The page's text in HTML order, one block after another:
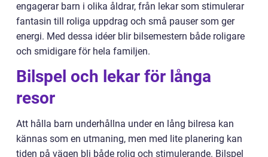
engagerar barn i olika åldrar, från lekar som stimulerar
fantasin till roliga uppdrag och små pauser som ger
energi. Med dessa idéer blir bilsemestern både roligare
och smidigare för hela familjen.
Bilspel och lekar för långa
resor
Att hålla barn underhållna under en lång bilresa kan
kännas som en utmaning, men med lite planering kan
tiden på vägen bli både rolig och stimulerande. Bilspel